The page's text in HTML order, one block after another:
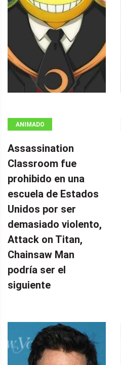
ANIMADO
Assassination
Classroom fue
prohibido en una
escuela de Estados
Unidos por ser
demasiado violento,
Attack on Titan,
Chainsaw Man
podría ser el
siguiente